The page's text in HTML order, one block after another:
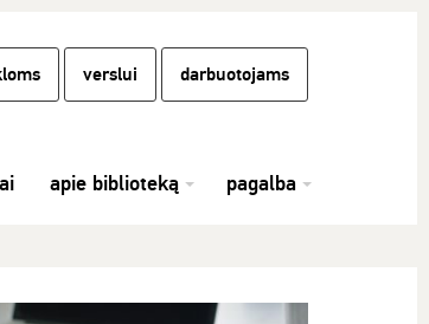
verslui darbuotojams
apie biblioteką pagalba